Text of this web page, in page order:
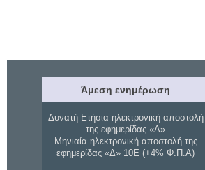
Άμεση ενημέρωση
Δυνατή Ετήσια ηλεκτρονική αποστολή
της εφημερίδας «Δ»
Μηνιαία ηλεκτρονική αποστολή της
εφημερίδας «Δ» 10Ε (+4% Φ.Π.Α)